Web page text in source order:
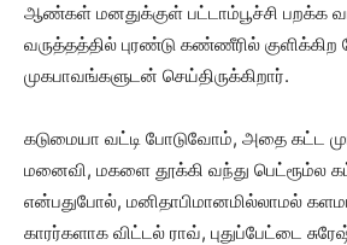
ஆண்கள் மனதுக்குள் பட்டாம்பூச்சி பறக்க
வருத்தத்தில் புரண்டு கண்ணீரில்
முகபாவங்களுடன் செய்திருக்கிறார்.
கடுமையா வட்டி போடுவோம், அதை கட்ட
மனைவி, மகளை தூக்கி வந்து பெட்ரூம்ல
என்பதுபோல், மனிதாபிமானமில்லாமல்
காரர்களாக விட்டல் ராவ், புதுப்பேட்டை